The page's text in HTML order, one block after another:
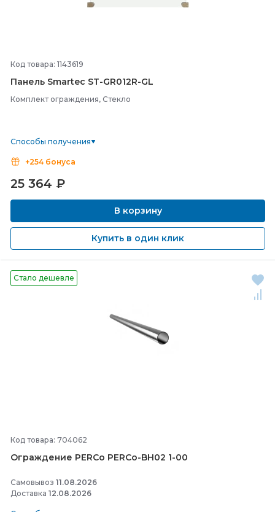
Код товара: 1143619
Панель Smartec ST-GR012R-GL
Комплект ограждения, Стекло
Способы получения
+254 бонуса
25 364 ₽
В корзину
Купить в один клик
Стало дешевле
Код товара: 704062
Ограждение PERCo PERCo-BH02 1-00
Самовывоз 11.08.2026
Доставка 12.08.2026